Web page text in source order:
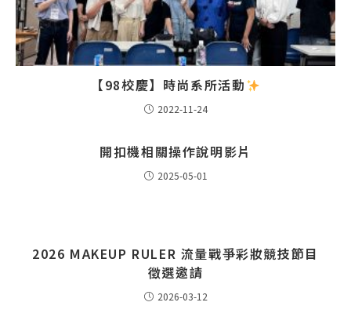
【98校慶】時尚系所活動
2022-11-24
開扣機相關操作說明影片
2025-05-01
2026 MAKEUP RULER 流量戰爭彩妝競技節目
徵選邀請
2026-03-12